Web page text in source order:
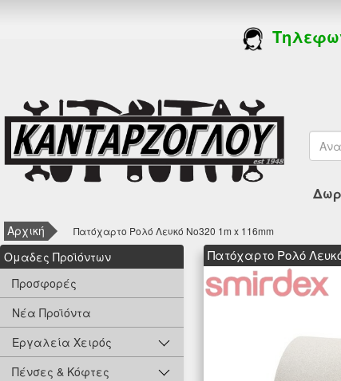
Αρχική Πατόχαρτο Ρολό Λευκό Νο320 1m x 116mm
Oμαδες Προϊόντων
Προσφορές
Νέα Προϊόντα
Εργαλεία Χειρός
Πένσες & Κόφτες
Πατόχαρτο Ρολό